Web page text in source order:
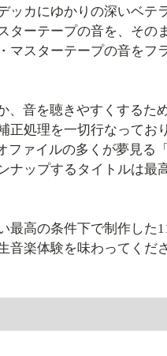
ッカにゆかりの深いベテ
ーテープの音を、その
マスターテープの音をフ
音を聴きやすくするた
正処理を一切行なってお
ファイルの多くが夢見る
ナップするタイトルは最
高の条件下で制作した
楽体験を味わってくださ